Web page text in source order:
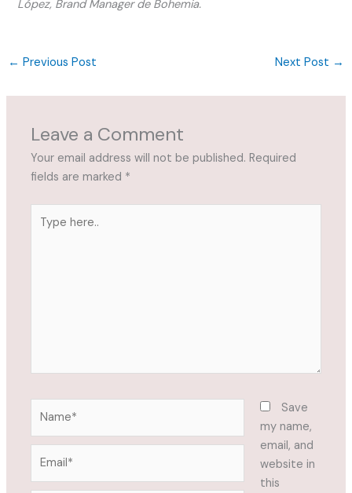
López, Brand Manager de Bohemia.
← Previous Post Next Post →
Leave a Comment
Your email address will not be published. Required
fields are marked *
here..
Save
my name,
email, and
website in
this